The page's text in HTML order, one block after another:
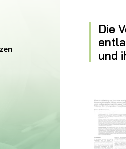
von Obersauer, Woltz,
Die
und